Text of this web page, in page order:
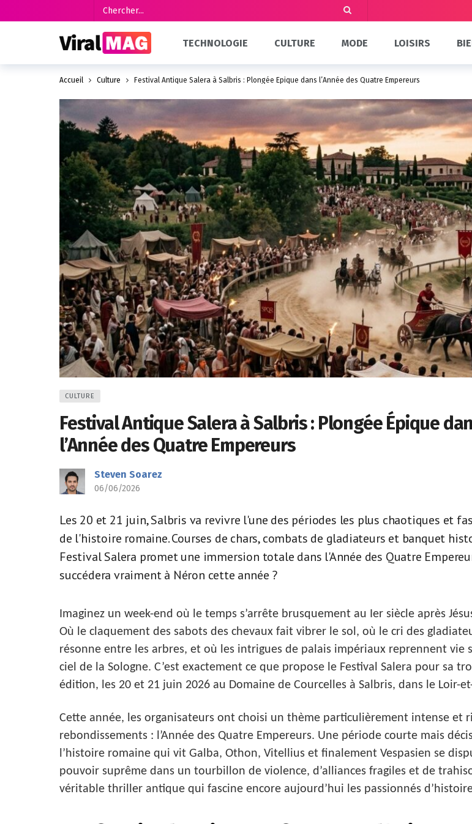
TECHNOLOGIE CULTURE MODE LOISIRS
Accueil Culture Festival Antique Salera à Salbris : Plongée Épique dans l’Année des Quatre Empereurs
CULTURE
Festival Antique Salera à Salbris : Plongée Épique
l’Année des Quatre Empereurs
Steven Soarez
06/06/2026
Les 20 et 21 juin, Salbris va revivre l'une des périodes les plus chaotiques et
de l'histoire romaine. Courses de chars, combats de gladiateurs et banquet
Festival Salera promet une immersion totale dans l'Année des Quatre
succédera vraiment à Néron cette année ?
Imaginez un week-end où le temps s’arrête brusquement au Ier siècle après
Où le claquement des sabots des chevaux fait vibrer le sol, où le cri des
résonne entre les arbres, et où les intrigues de palais impériaux reprennent vie
ciel de la Sologne. C’est exactement ce que propose le Festival Salera pour sa
édition, les 20 et 21 juin 2026 au Domaine de Courcelles à Salbris, dans le Loir-
Cette année, les organisateurs ont choisi un thème particulièrement intense et
rebondissements : l’Année des Quatre Empereurs. Une période courte mais
l’histoire romaine qui vit Galba, Othon, Vitellius et finalement Vespasien se
pouvoir suprême dans un tourbillon de violence, d’alliances fragiles et de
véritable thriller antique qui fascine encore aujourd’hui les passionnés